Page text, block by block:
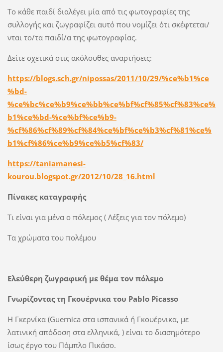
Το κάθε παιδί διαλέγει μία από τις φωτογραφίες της
συλλογής και ζωγραφίζει αυτό που νομίζει ότι σκέφτεται/
νται το/τα παιδί/α της φωτογραφίας.
Δείτε σχετικά στις ακόλουθες αναρτήσεις:
https://blogs.sch.gr/nipossas/2011/10/29/%ce%b1%ce
%bd-
%ce%bc%ce%b9%ce%bb%ce%bf%cf%85%cf%83%ce%
b1%ce%bd-%ce%bf%ce%b9-
%cf%86%cf%89%cf%84%ce%bf%ce%b3%cf%81%ce%
b1%cf%86%ce%b9%ce%b5%cf%83/
https://taniamanesi-
kourou.blogspot.gr/2012/10/28_16.html
Πίνακες καταγραφής
Τι είναι για μένα ο πόλεμος ( Λέξεις για τον πόλεμο)
Τα χρώματα του πολέμου
Ελεύθερη ζωγραφική με θέμα τον πόλεμο
Γνωρίζοντας τη Γκουέρνικα του Pablo Picasso
Η Γκερνίκα (Guernica στα ισπανικά ή Γκουέρνικα, με
λατινική απόδοση στα ελληνικά, ) είναι το διασημότερο
ίσως έργο του Πάμπλο Πικάσο.